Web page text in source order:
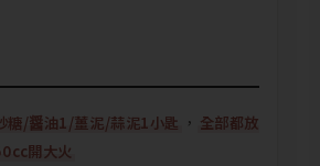
糖/醤油1/薑泥/蒜泥1小匙 ， 全部都放
開大火